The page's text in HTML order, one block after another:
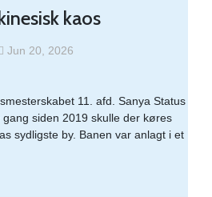
kaos
Jun 20, 2026
11. afd. Sanya Status
siden 2019 skulle der køres
sydligste by. Banen var anlagt i et